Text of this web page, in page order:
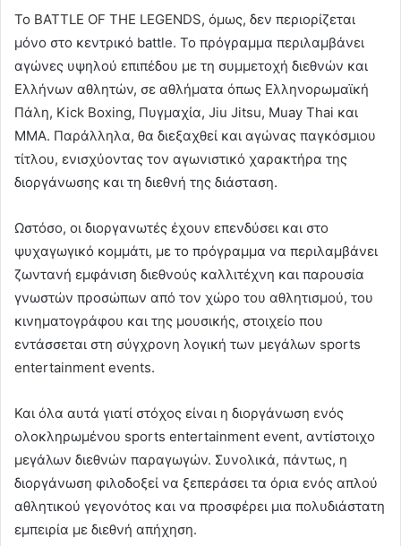
Το BATTLE OF THE LEGENDS, όμως, δεν περιορίζεται
μόνο στο κεντρικό battle. Το πρόγραμμα περιλαμβάνει
αγώνες υψηλού επιπέδου με τη συμμετοχή διεθνών και
Ελλήνων αθλητών, σε αθλήματα όπως Ελληνορωμαϊκή
Πάλη, Kick Boxing, Πυγμαχία, Jiu Jitsu, Muay Thai και
MMA. Παράλληλα, θα διεξαχθεί και αγώνας παγκόσμιου
τίτλου, ενισχύοντας τον αγωνιστικό χαρακτήρα της
διοργάνωσης και τη διεθνή της διάσταση.
Ωστόσο, οι διοργανωτές έχουν επενδύσει και στο
ψυχαγωγικό κομμάτι, με το πρόγραμμα να περιλαμβάνει
ζωντανή εμφάνιση διεθνούς καλλιτέχνη και παρουσία
γνωστών προσώπων από τον χώρο του αθλητισμού, του
κινηματογράφου και της μουσικής, στοιχείο που
εντάσσεται στη σύγχρονη λογική των μεγάλων sports
entertainment events.
Και όλα αυτά γιατί στόχος είναι η διοργάνωση ενός
ολοκληρωμένου sports entertainment event, αντίστοιχο
μεγάλων διεθνών παραγωγών. Συνολικά, πάντως, η
διοργάνωση φιλοδοξεί να ξεπεράσει τα όρια ενός απλού
αθλητικού γεγονότος και να προσφέρει μια πολυδιάστατη
εμπειρία με διεθνή απήχηση.